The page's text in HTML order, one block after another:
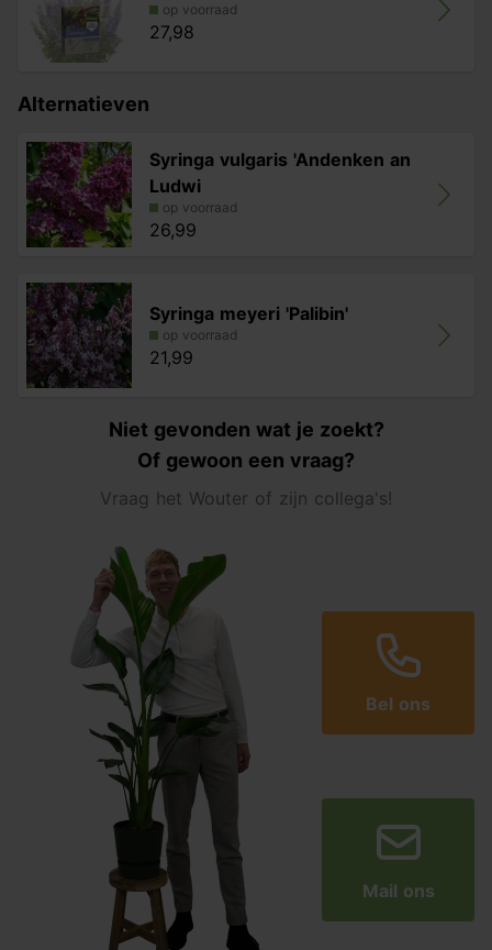
op voorraad
27,98
Alternatieven
Syringa vulgaris 'Andenken an
Ludwi
op voorraad
26,99
Syringa meyeri 'Palibin'
op voorraad
21,99
Niet gevonden wat je zoekt?
Of gewoon een vraag?
Vraag het Wouter of zijn collega's!
Bel ons
Mail ons